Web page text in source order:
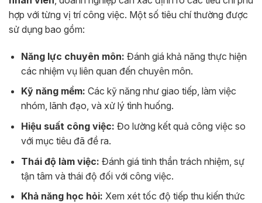
hợp với từng vị trí công việc. Một số tiêu chí thường được
sử dụng bao gồm:
Năng lực chuyên môn: Đánh giá khả năng thực hiện
các nhiệm vụ liên quan đến chuyên môn.
Kỹ năng mềm: Các kỹ năng như giao tiếp, làm việc
nhóm, lãnh đạo, và xử lý tình huống.
Hiệu suất công việc: Đo lường kết quả công việc so
với mục tiêu đã đề ra.
Thái độ làm việc: Đánh giá tinh thần trách nhiệm, sự
tận tâm và thái độ đối với công việc.
Khả năng học hỏi: Xem xét tốc độ tiếp thu kiến thức